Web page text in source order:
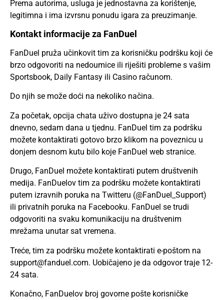
Prema autorima, usluga je jednostavna za korištenje,
legitimna i ima izvrsnu ponudu igara za preuzimanje.
Kontakt informacije za FanDuel
FanDuel pruža učinkovit tim za korisničku podršku koji će
brzo odgovoriti na nedoumice ili riješiti probleme s vašim
Sportsbook, Daily Fantasy ili Casino računom.
Do njih se može doći na nekoliko načina.
Za početak, opcija chata uživo dostupna je 24 sata
dnevno, sedam dana u tjednu. FanDuel tim za podršku
možete kontaktirati gotovo brzo klikom na poveznicu u
donjem desnom kutu bilo koje FanDuel web stranice.
Drugo, FanDuel možete kontaktirati putem društvenih
medija. FanDuelov tim za podršku možete kontaktirati
putem izravnih poruka na Twitteru (@FanDuel_Support)
ili privatnih poruka na Facebooku. FanDuel se trudi
odgovoriti na svaku komunikaciju na društvenim
mrežama unutar sat vremena.
Treće, tim za podršku možete kontaktirati e-poštom na
support@fanduel.com. Uobičajeno je da odgovor traje 12-
24 sata.
Konačno, FanDuelov broj govorne pošte korisničke